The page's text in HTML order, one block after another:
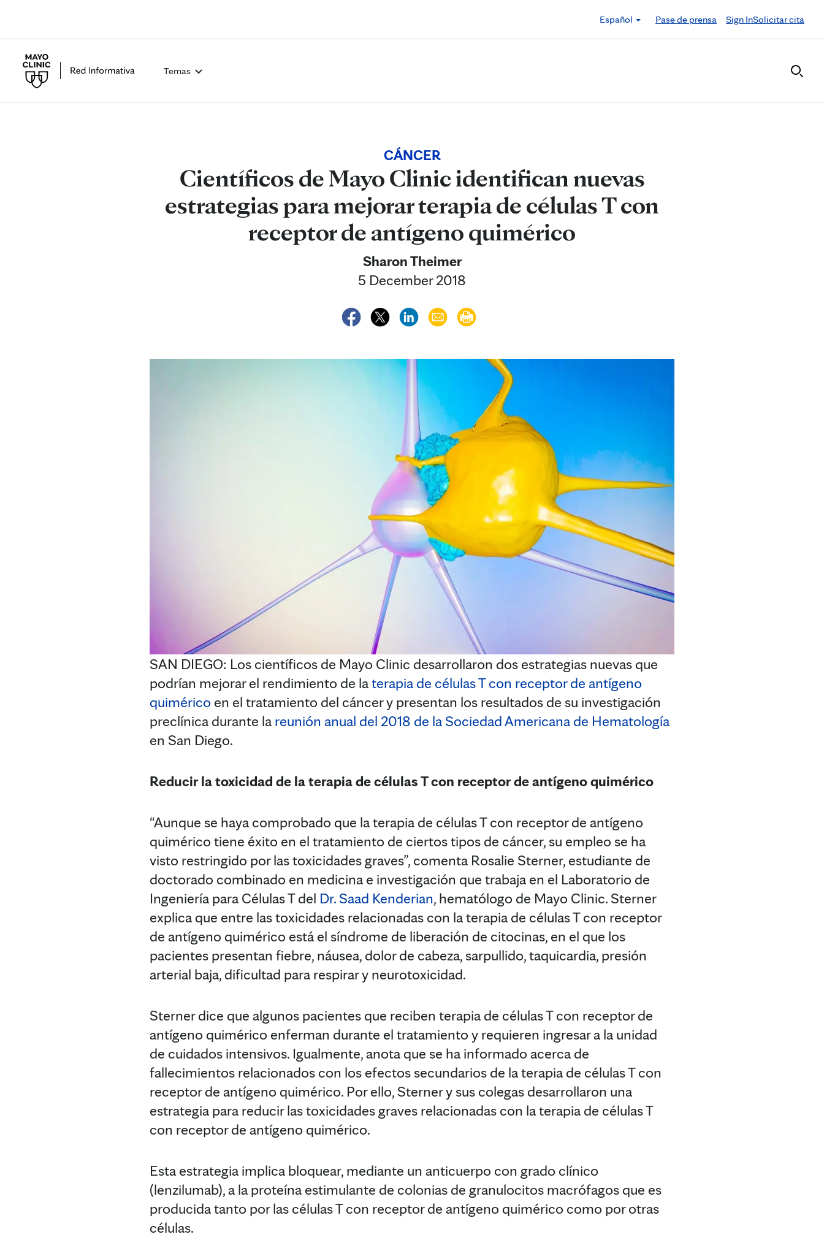
Español
Pase de prensa Sign InSolicitar cita
Temas
CÁNCER
Científicos de Mayo Clinic identifican nuevas
estrategias para mejorar terapia de células T con
receptor de antígeno quimérico
Sharon Theimer
5 December 2018
SAN DIEGO: Los científicos de Mayo Clinic desarrollaron dos estrategias nuevas que
podrían mejorar el rendimiento de laterapia de células T con receptor de antígeno
quimérico en el tratamiento del cáncer y presentan los resultados de su investigación
preclínica durante la reunión anual del 2018 de la Sociedad Americana de Hematología
en San Diego.
Reducir la toxicidad de la terapia de células T con receptor de antígeno quimérico
“Aunque se haya comprobado que la terapia de células T con receptor de antígeno
quimérico tiene éxito en el tratamiento de ciertos tipos de cáncer, su empleo se ha
visto restringido por las toxicidades graves”, comenta Rosalie Sterner, estudiante de
doctorado combinado en medicina e investigación que trabaja en el Laboratorio de
Ingeniería para Células T del Dr. Saad Kenderian, hematólogo de Mayo Clinic. Sterner
explica que entre las toxicidades relacionadas con la terapia de células T con receptor
de antígeno quimérico está el síndrome de liberación de citocinas, en el que los
pacientes presentan fiebre, náusea, dolor de cabeza, sarpullido, taquicardia, presión
arterial baja, dificultad para respirar y neurotoxicidad.
Sterner dice que algunos pacientes que reciben terapia de células T con receptor de
antígeno quimérico enferman durante el tratamiento y requieren ingresar a la unidad
de cuidados intensivos. Igualmente, anota que se ha informado acerca de
fallecimientos relacionados con los efectos secundarios de la terapia de células T con
receptor de antígeno quimérico. Por ello, Sterner y sus colegas desarrollaron una
estrategia para reducir las toxicidades graves relacionadas con la terapia de células T
con receptor de antígeno quimérico.
Esta estrategia implica bloquear, mediante un anticuerpo con grado clínico
(lenzilumab), a la proteína estimulante de colonias de granulocitos macrófagos que es
producida tanto por las células T con receptor de antígeno quimérico como por otras
células.